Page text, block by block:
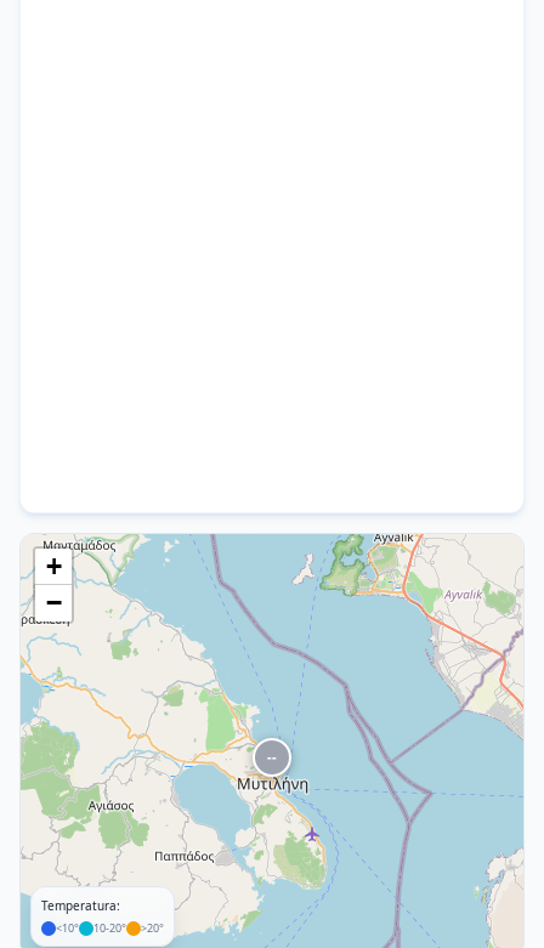
--
+
−
Temperatura:
<10° 10-20° >20°